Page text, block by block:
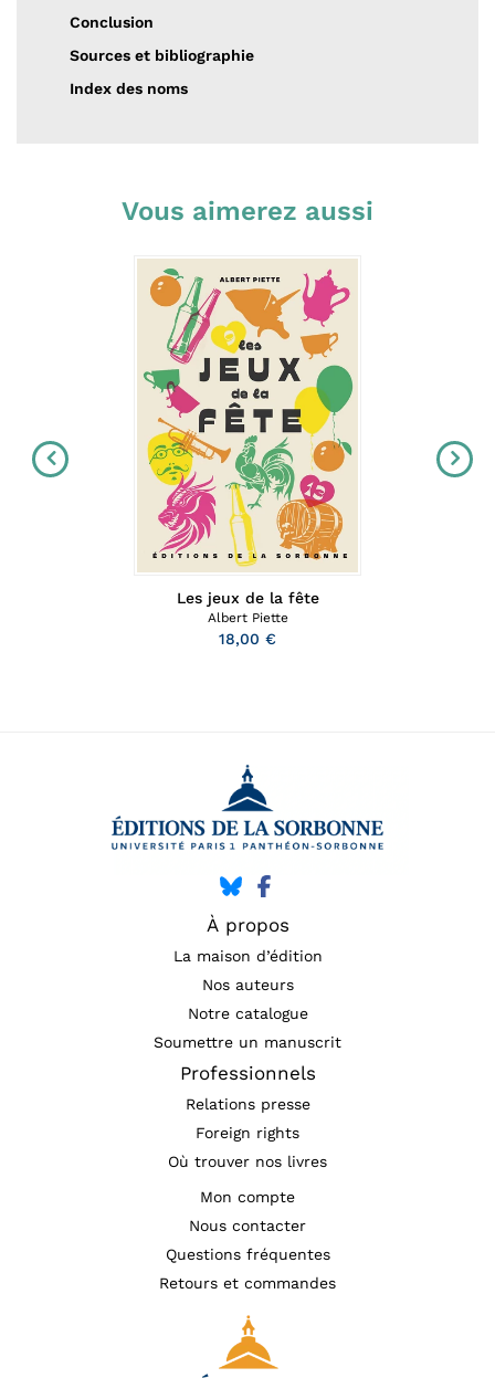
Conclusion
Sources et bibliographie
Index des noms
Vous aimerez aussi
Les jeux de la fête
Albert Piette
18,00 €
À propos
La maison d’édition
Nos auteurs
Notre catalogue
Soumettre un manuscrit
Professionnels
Relations presse
Foreign rights
Où trouver nos livres
Mon compte
Nous contacter
Questions fréquentes
Retours et commandes